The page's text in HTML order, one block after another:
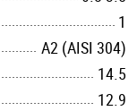
1
А2 (AISI 304)
14.5
12.9